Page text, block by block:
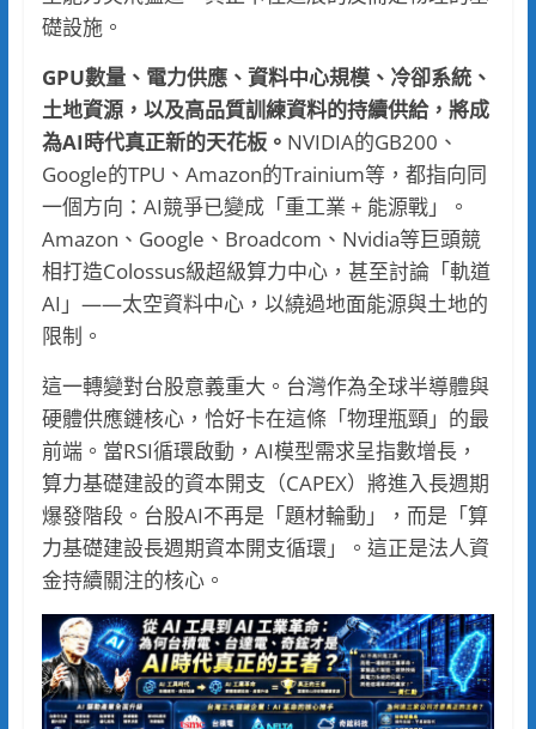
礎設施。
GPU數量、電力供應、資料中心規模、冷卻系統、
土地資源，以及高品質訓練資料的持續供給，將成
為AI時代真正新的天花板。 NVIDIA的GB200、
Google的TPU、Amazon的Trainium等，都指向同
一個方向：AI競爭已變成「重工業 + 能源戰」。
Amazon、Google、Broadcom、Nvidia等巨頭競
相打造Colossus級超級算力中心，甚至討論「軌道
AI」——太空資料中心，以繞過地面能源與土地的
限制。
這一轉變對台股意義重大。台灣作為全球半導體與
硬體供應鏈核心，恰好卡在這條「物理瓶頸」的最
前端。當RSI循環啟動，AI模型需求呈指數增長，
算力基礎建設的資本開支（CAPEX）將進入長週期
爆發階段。台股AI不再是「題材輪動」，而是「算
力基礎建設長週期資本開支循環」。這正是法人資
金持續關注的核心。